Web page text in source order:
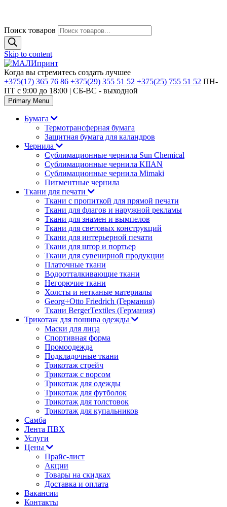
Поиск товаров
Skip to content
Когда вы стремитесь создать лучшее
+375(17) 365 76 86 +375(29) 355 51 52 +375(25) 755 51 52 ПН-
ПТ с 9:00 до 18:00 | CБ-ВС - выходной
Primary Menu
Бумага
Термотрансферная бумага
Защитная бумага для каландров
Чернила
Сублимационные чернила Sun Chemical
Сублимационные чернила KIIAN
Сублимационные чернила Mimaki
Пигментные чернила
Ткани для печати
Ткани с пропиткой для прямой печати
Ткани для флагов и наружной рекламы
Ткани для знамен и вымпелов
Ткани для световых конструкций
Ткани для интерьерной печати
Ткани для штор и портьер
Ткани для сувенирной продукции
Платочные ткани
Водоотталкивающие ткани
Негорючие ткани
Холсты и нетканые материалы
Georg+Otto Friedrich (Германия)
Ткани BergerTextiles (Германия)
Трикотаж для пошива одежды
Маски для лица
Спортивная форма
Промоодежда
Подкладочные ткани
Трикотаж стрейч
Трикотаж с ворсом
Трикотаж для одежды
Трикотаж для футболок
Трикотаж для толстовок
Трикотаж для купальников
Самба
Лента ПВХ
Услуги
Цены
Прайс-лист
Акции
Товары на скидках
Доставка и оплата
Вакансии
Контакты